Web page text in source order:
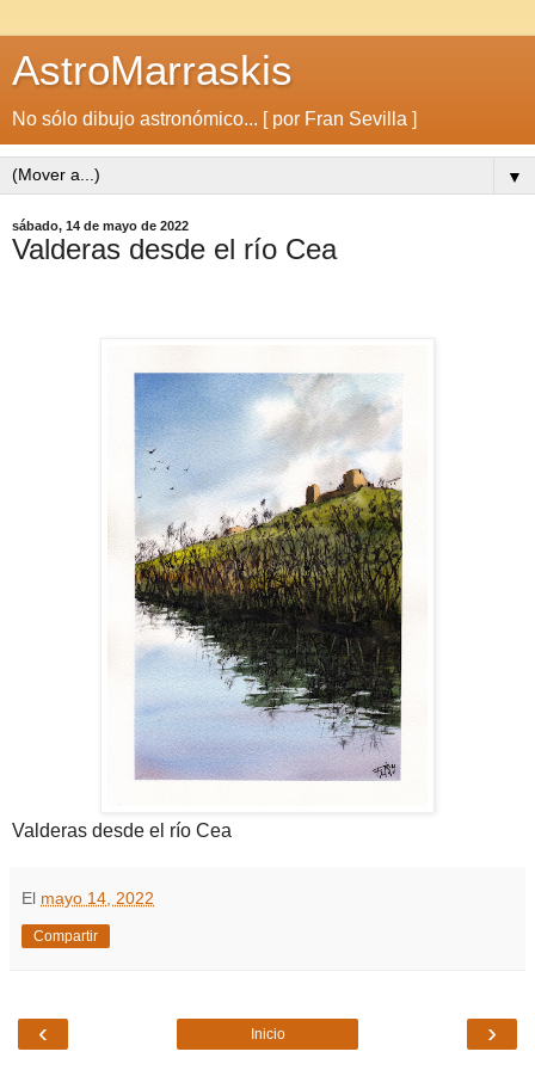
AstroMarraskis
No sólo dibujo astronómico... [ por Fran Sevilla ]
▼
sábado, 14 de mayo de 2022
Valderas desde el río Cea
Valderas desde el río Cea
El mayo 14, 2022
Compartir
‹ ›
Inicio